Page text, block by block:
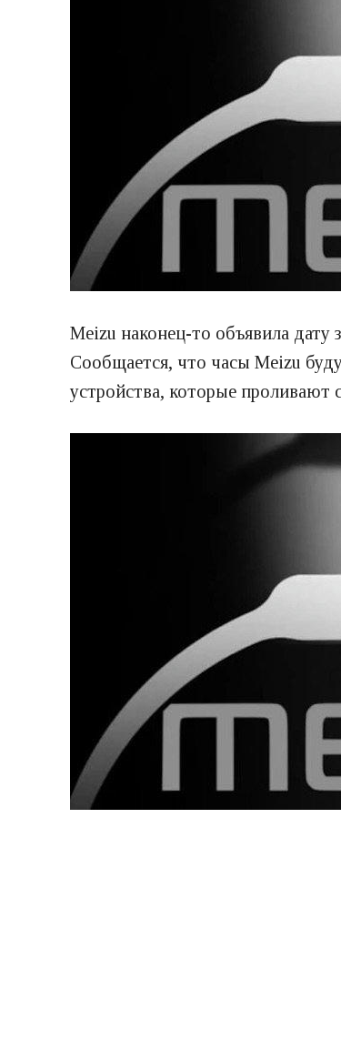
Meizu наконец-то объявила дату
Сообщается, что часы Meizu
устройства, которые проливают